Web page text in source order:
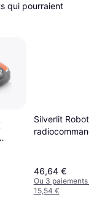
qui pourraient
Silverlit Robot
46,64 €
Ou 3 paiements
15,54 €